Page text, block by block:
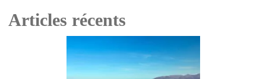
Articles récents